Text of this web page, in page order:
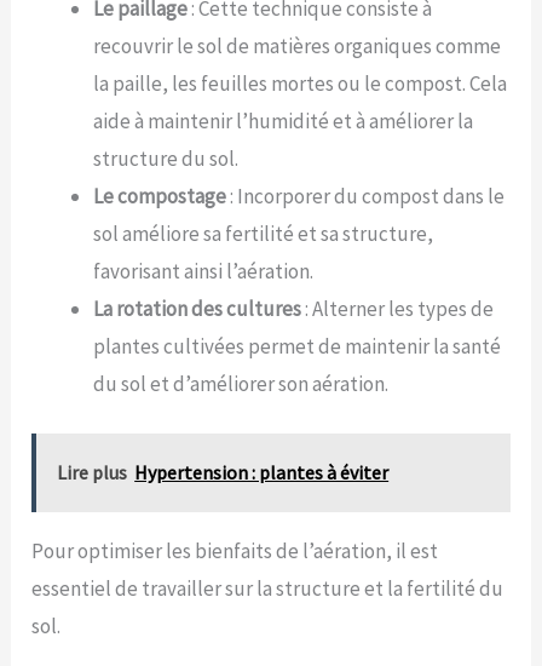
Le paillage: Cette technique consiste à
recouvrir le sol de matières organiques comme
la paille, les feuilles mortes ou le compost. Cela
aide à maintenir l’humidité et à améliorer la
structure du sol.
Le compostage: Incorporer du compost dans le
sol améliore sa fertilité et sa structure,
favorisant ainsi l’aération.
La rotation des cultures: Alterner les types de
plantes cultivées permet de maintenir la santé
du sol et d’améliorer son aération.
Lire plus Hypertension : plantes à éviter
Pour optimiser les bienfaits de l’aération, il est
essentiel de travailler sur la structure et la fertilité du
sol.